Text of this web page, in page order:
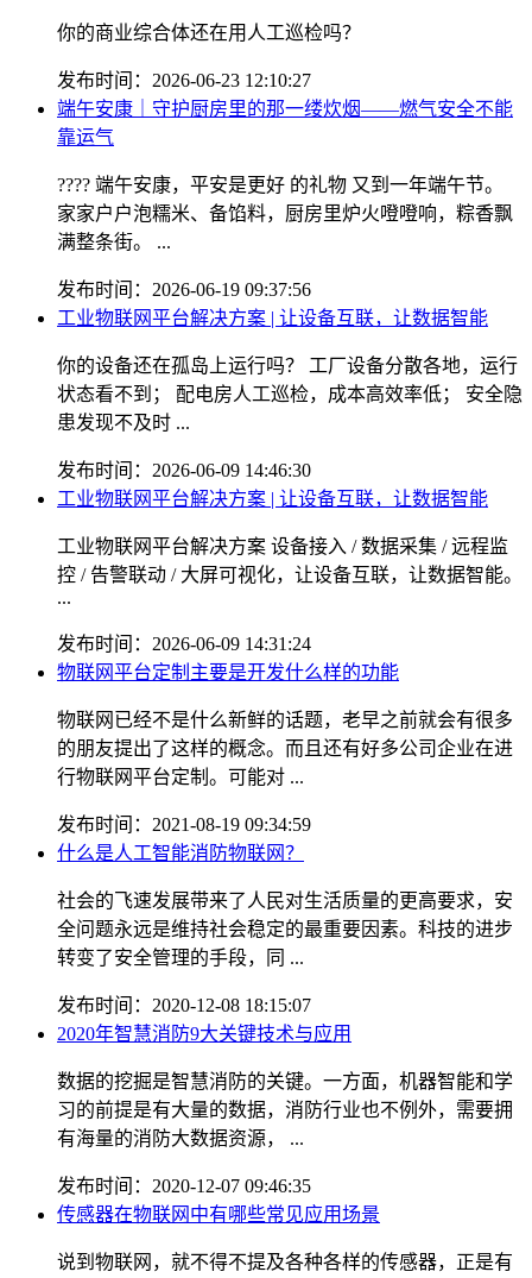
你的商业综合体还在用人工巡检吗？
发布时间：2026-06-23 12:10:27
端午安康｜守护厨房里的那一缕炊烟——燃气安全不能
靠运气
???? 端午安康，平安是更好 的礼物 又到一年端午节。
家家户户泡糯米、备馅料，厨房里炉火噔噔响，粽香飘
满整条街。 ...
发布时间：2026-06-19 09:37:56
工业物联网平台解决方案 | 让设备互联，让数据智能
你的设备还在孤岛上运行吗？ 工厂设备分散各地，运行
状态看不到； 配电房人工巡检，成本高效率低； 安全隐
患发现不及时 ...
发布时间：2026-06-09 14:46:30
工业物联网平台解决方案 | 让设备互联，让数据智能
工业物联网平台解决方案 设备接入 / 数据采集 / 远程监
控 / 告警联动 / 大屏可视化，让设备互联，让数据智能。
...
发布时间：2026-06-09 14:31:24
物联网平台定制主要是开发什么样的功能
物联网已经不是什么新鲜的话题，老早之前就会有很多
的朋友提出了这样的概念。而且还有好多公司企业在进
行物联网平台定制。可能对 ...
发布时间：2021-08-19 09:34:59
什么是人工智能消防物联网？
社会的飞速发展带来了人民对生活质量的更高要求，安
全问题永远是维持社会稳定的最重要因素。科技的进步
转变了安全管理的手段，同 ...
发布时间：2020-12-08 18:15:07
2020年智慧消防9大关键技术与应用
数据的挖掘是智慧消防的关键。一方面，机器智能和学
习的前提是有大量的数据，消防行业也不例外，需要拥
有海量的消防大数据资源， ...
发布时间：2020-12-07 09:46:35
传感器在物联网中有哪些常见应用场景
说到物联网，就不得不提及各种各样的传感器，正是有